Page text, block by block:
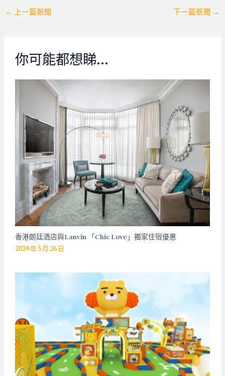
Post
← 上一篇新聞 下一篇新聞 →
你可能都想睇…
香港朗廷酒店與Lanvin 「Chic Love」獨家住宿優惠
2024 年 5 月 26 日